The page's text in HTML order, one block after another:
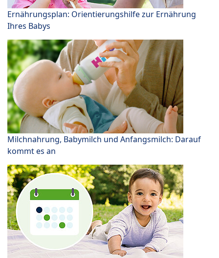
Ernährungsplan: Orientierungshilfe zur Ernährung
Ihres Babys
Milchnahrung, Babymilch und Anfangsmilch: Darauf
kommt es an